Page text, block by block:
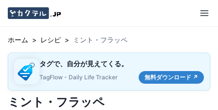
ホーム > レシピ > ミント・フラッペ
タグで、自分が見えてくる。
TagFlow - Daily Life Tracker 無料ダウンロード ↗
ミント・フラッペ